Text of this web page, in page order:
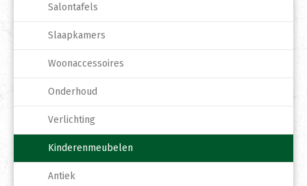
Salontafels
Slaapkamers
Woonaccessoires
Onderhoud
Verlichting
Kinderenmeubelen
Antiek